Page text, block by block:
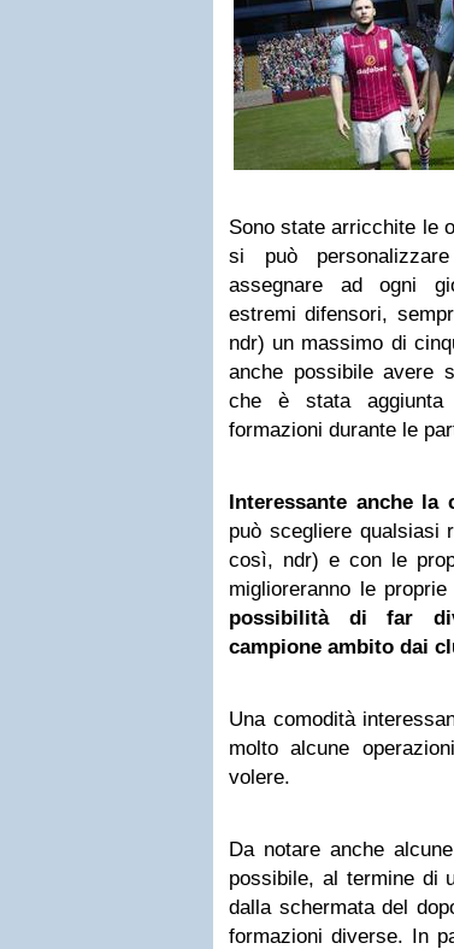
Sono state arricchite le
si può
assegnare ad ogni
estremi difensori,
ndr) un massimo di
anche possibile avere
che è stata aggiunta
formazioni durante le
Interessante anche la
può scegliere qualsiasi
così, ndr) e con le
miglioreranno le
possibilità di far
campione ambito dai
Una comodità
molto alcune
volere.
Da notare anche
possibile, al termine di
dalla schermata del
formazioni diverse. In